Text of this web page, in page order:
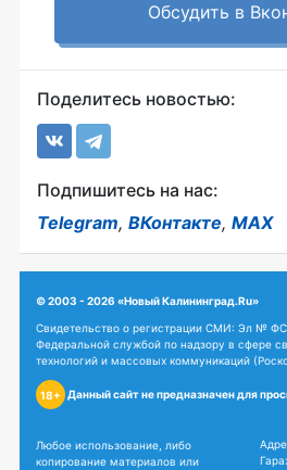
Обсудить в
Поделитесь новостью:
Подпишитесь на нас:
Telegram, ВКонтакте, MAX
© 2003 - 2026 «Новый Калининград.Ru»
Свидетельство о регистрации СМИ: Эл №
Федеральной службой по надзору в сфере
технологий и массовых коммуникаций
18+ Данный сайт не предназначен для
Любое использование, либо
копирование материалов или